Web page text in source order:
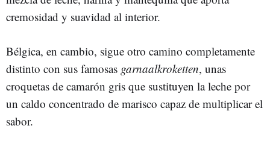
cremosidad y suavidad al interior.
Bélgica, en cambio, sigue otro camino completamente
distinto con sus famosas garnaalkroketten, unas
croquetas de camarón gris que sustituyen la leche por
un caldo concentrado de marisco capaz de multiplicar el
sabor.